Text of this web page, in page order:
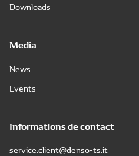
Downloads
Media
News
Events
Informations de contact
service.client@denso-ts.it